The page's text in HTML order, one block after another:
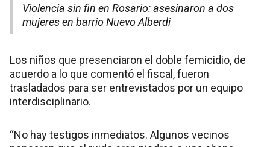
Violencia sin fin en Rosario: asesinaron a dos
mujeres en barrio Nuevo Alberdi
Los niños que presenciaron el doble femicidio, de
acuerdo a lo que comentó el fiscal, fueron
trasladados para ser entrevistados por un equipo
interdisciplinario.
“No hay testigos inmediatos. Algunos vecinos